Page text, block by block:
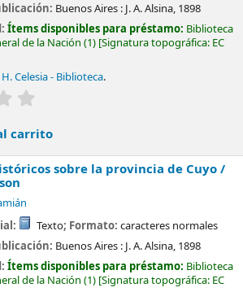
Buenos Aires : J. A. Alsina, 1898
Ítems disponibles para préstamo: Biblioteca
de la Nación (1) Signatura topográfica: EC
Celesia - Biblioteca.
carrito
sobre la provincia de Cuyo /
Texto; Formato: caracteres normales
Buenos Aires : J. A. Alsina, 1898
Ítems disponibles para préstamo: Biblioteca
de la Nación (1) Signatura topográfica: EC